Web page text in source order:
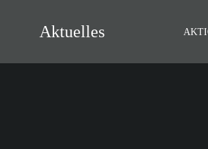
Aktuelles